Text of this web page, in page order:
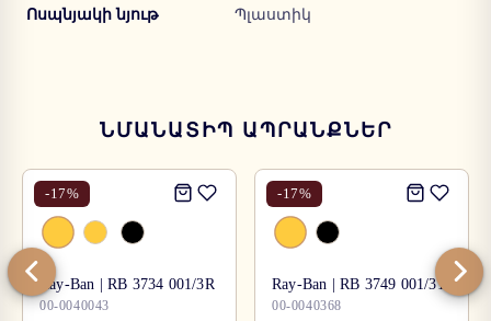
Ոսպնյակի նյութ Պլաստիկ
ՆՄԱՆԱՏԻՊ ԱՊՐԱՆՔՆԵՐ
-17%
Ray-Ban | RB 3734 001/3R
00-0040043
-17%
Ray-Ban | RB 3749 001/31
00-0040368